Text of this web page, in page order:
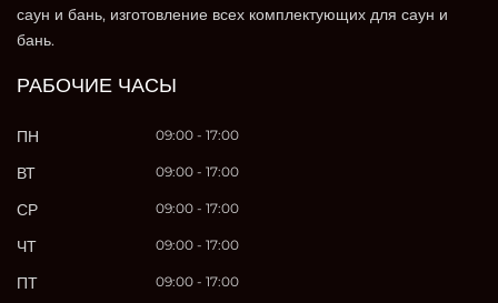
саун и бань, изготовление всех комплектующих для саун и
бань.
РАБОЧИЕ ЧАСЫ
ПН 09:00 - 17:00
ВТ 09:00 - 17:00
СР 09:00 - 17:00
ЧТ 09:00 - 17:00
ПТ 09:00 - 17:00